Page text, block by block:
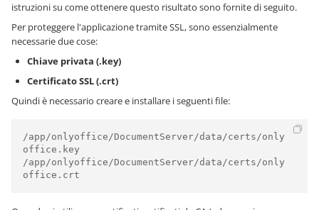
istruzioni su come ottenere questo risultato sono fornite di seguito.
Per proteggere l'applicazione tramite SSL, sono essenzialmente
necessarie due cose:
Chiave privata (.key)
Certificato SSL (.crt)
Quindi è necessario creare e installare i seguenti file:
/app/onlyoffice/DocumentServer/data/certs/only
office.key
/app/onlyoffice/DocumentServer/data/certs/only
office.crt